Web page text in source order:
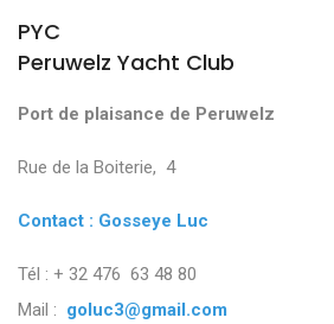
PYC
Peruwelz Yacht Club
Port de plaisance de Peruwelz
Rue de la Boiterie, 4
Contact : Gosseye Luc
Tél : + 32 476 63 48 80
Mail : goluc3@gmail.com